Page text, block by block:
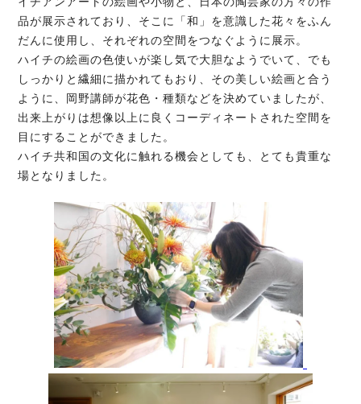
品が展示されており、そこに「和」を意識した花々をふん
だんに使用し、それぞれの空間をつなぐように展示。
ハイチの絵画の色使いが楽し気で大胆なようでいて、でも
しっかりと繊細に描かれてもおり、その美しい絵画と合う
ように、岡野講師が花色・種類などを決めていましたが、
出来上がりは想像以上に良くコーディネートされた空間を
目にすることができました。
ハイチ共和国の文化に触れる機会としても、とても貴重な
場となりました。